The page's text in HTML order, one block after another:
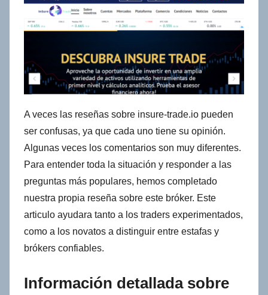
A veces las reseñas sobre insure-trade.io pueden
ser confusas, ya que cada uno tiene su opinión.
Algunas veces los comentarios son muy diferentes.
Para entender toda la situación y responder a las
preguntas más populares, hemos completado
nuestra propia reseña sobre este bróker. Este
articulo ayudara tanto a los traders experimentados,
como a los novatos a distinguir entre estafas y
brókers confiables.
Información detallada sobre